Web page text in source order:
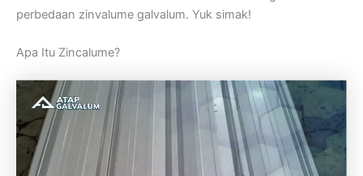
perbedaan zinvalume galvalum. Yuk simak!
Apa Itu Zincalume?